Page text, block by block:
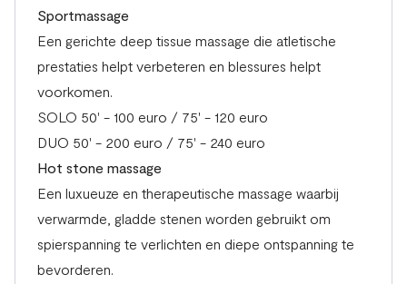
Sportmassage
Een gerichte deep tissue massage die atletische
prestaties helpt verbeteren en blessures helpt
voorkomen.
SOLO 50' - 100 euro / 75' - 120 euro
DUO 50' - 200 euro / 75' - 240 euro
Hot stone massage
Een luxueuze en therapeutische massage waarbij
verwarmde, gladde stenen worden gebruikt om
spierspanning te verlichten en diepe ontspanning te
bevorderen.